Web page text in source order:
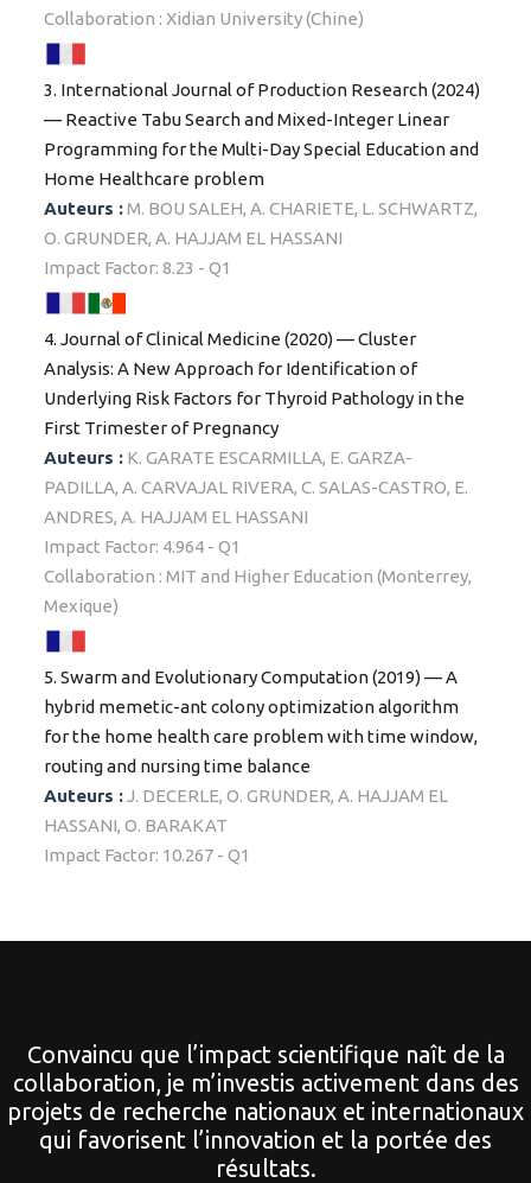
Collaboration : Xidian University (Chine)
3. International Journal of Production Research (2024)
— Reactive Tabu Search and Mixed-Integer Linear
Programming for the Multi-Day Special Education and
Home Healthcare problem
Auteurs :M. BOU SALEH, A. CHARIETE, L. SCHWARTZ,
O. GRUNDER, A. HAJJAM EL HASSANI
Impact Factor: 8.23 - Q1
4. Journal of Clinical Medicine (2020) — Cluster
Analysis: A New Approach for Identification of
Underlying Risk Factors for Thyroid Pathology in the
First Trimester of Pregnancy
Auteurs : K. GARATE ESCARMILLA, E. GARZA-
PADILLA, A. CARVAJAL RIVERA, C. SALAS-CASTRO, E.
ANDRES, A. HAJJAM EL HASSANI
Impact Factor: 4.964 - Q1
Collaboration : MIT and Higher Education (Monterrey,
Mexique)
5. Swarm and Evolutionary Computation (2019) — A
hybrid memetic-ant colony optimization algorithm
for the home health care problem with time window,
routing and nursing time balance
Auteurs :J. DECERLE, O. GRUNDER, A. HAJJAM EL
HASSANI, O. BARAKAT
Impact Factor: 10.267 - Q1
Convaincu que l’impact scientifique naît de la
collaboration, je m’investis activement dans des
projets de recherche nationaux et internationaux
qui favorisent l’innovation et la portée des
résultats.